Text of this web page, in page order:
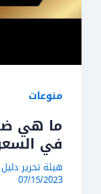
منوعات
ما هي
في
هيئة تحرير
07/15/2023